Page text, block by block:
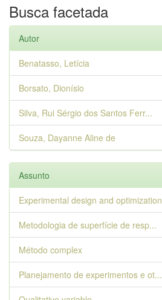
Busca facetada
Autor
Benatasso, Letícia
Borsato, Dionísio
Silva, Rui Sérgio dos Santos Ferr...
Souza, Dayanne Aline de
Assunto
Experimental design and optimization
Metodologia de superfície de resp...
Método complex
Planejamento de experimentos e ot...